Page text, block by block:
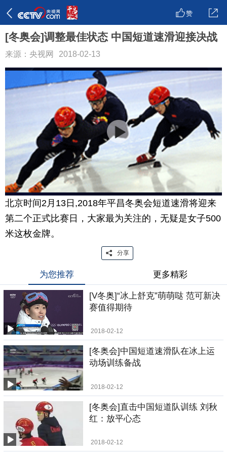
赞
[冬奥会]调整最佳状态 中国短道速滑迎接决战
来源：央视网 2018-02-13
北京时间2月13日,2018年平昌冬奥会短道速滑将迎来
第二个正式比赛日，大家最为关注的，无疑是女子500
米这枚金牌。
分享
为您推荐 更多精彩
[V冬奥]“冰上舒克”萌萌哒 范可新决
赛值得期待
2018-02-12
[冬奥会]中国短道速滑队在冰上运
动场训练备战
2018-02-12
[冬奥会]直击中国短道队训练 刘秋
红：放平心态
2018-02-12